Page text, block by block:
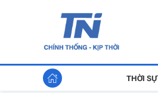
THỜI SỰ